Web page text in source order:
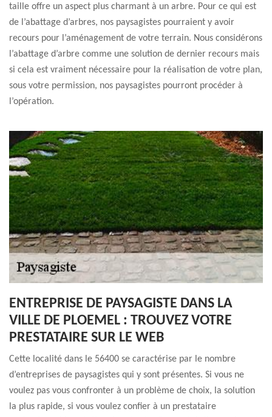
taille offre un aspect plus charmant à un arbre. Pour ce qui est
de l’abattage d’arbres, nos paysagistes pourraient y avoir
recours pour l’aménagement de votre terrain. Nous considérons
l’abattage d’arbre comme une solution de dernier recours mais
si cela est vraiment nécessaire pour la réalisation de votre plan,
sous votre permission, nos paysagistes pourront procéder à
l’opération.
ENTREPRISE DE PAYSAGISTE DANS LA
VILLE DE PLOEMEL : TROUVEZ VOTRE
PRESTATAIRE SUR LE WEB
Cette localité dans le 56400 se caractérise par le nombre
d’entreprises de paysagistes qui y sont présentes. Si vous ne
voulez pas vous confronter à un problème de choix, la solution
la plus rapide, si vous voulez confier à un prestataire